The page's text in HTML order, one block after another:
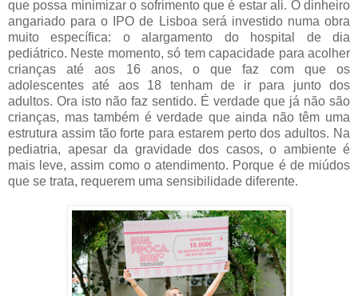
que possa minimizar o sofrimento que é estar ali. O dinheiro
angariado para o IPO de Lisboa será investido numa obra
muito específica: o alargamento do hospital de dia
pediátrico. Neste momento, só tem capacidade para acolher
crianças até aos 16 anos, o que faz com que os
adolescentes até aos 18 tenham de ir para junto dos
adultos. Ora isto não faz sentido. É verdade que já não são
crianças, mas também é verdade que ainda não têm uma
estrutura assim tão forte para estarem perto dos adultos. Na
pediatria, apesar da gravidade dos casos, o ambiente é
mais leve, assim como o atendimento. Porque é de miúdos
que se trata, requerem uma sensibilidade diferente.